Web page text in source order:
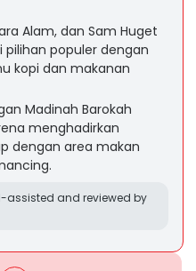
Alam, dan Sam Huget
populer dengan
kopi dan makanan
Madinah Barokah
menghadirkan
dengan area makan
assisted and reviewed by